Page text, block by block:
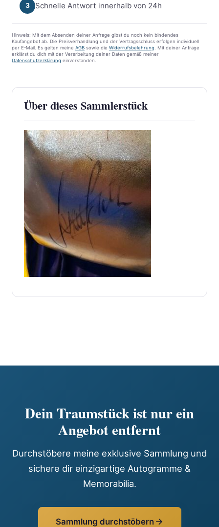
3 Schnelle Antwort innerhalb von 24h
Hinweis: Mit dem Absenden deiner Anfrage gibst du noch kein bindendes
Kaufangebot ab. Die Preisverhandlung und der Vertragsschluss erfolgen individuell
per E-Mail. Es gelten meine AGB sowie die Widerrufsbelehrung . Mit deiner Anfrage
erklärst du dich mit der Verarbeitung deiner Daten gemäß meiner
Datenschutzerklärung einverstanden.
Über dieses Sammlerstück
Dein Traumstück ist nur ein
Angebot entfernt
Durchstöbere meine exklusive Sammlung und
sichere dir einzigartige Autogramme &
Memorabilia.
Sammlung durchstöbern